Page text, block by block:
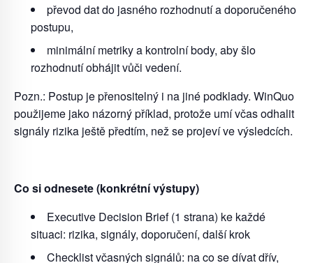
převod dat do jasného rozhodnutí a doporučeného
postupu,
minimální metriky a kontrolní body, aby šlo
rozhodnutí obhájit vůči vedení.
Pozn.: Postup je přenositelný i na jiné podklady. WinQuo
použijeme jako názorný příklad, protože umí včas odhalit
signály rizika ještě předtím, než se projeví ve výsledcích.
Co si odnesete (konkrétní výstupy)
Executive Decision Brief (1 strana) ke každé
situaci: rizika, signály, doporučení, další krok
Checklist včasných signálů: na co se dívat dřív,